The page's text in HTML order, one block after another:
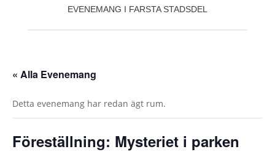
EVENEMANG I FARSTA STADSDEL
« Alla Evenemang
Detta evenemang har redan ägt rum.
Föreställning: Mysteriet i parken